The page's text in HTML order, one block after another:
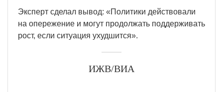
Эксперт сделал вывод: «Политики действовали
на опережение и могут продолжать поддерживать
рост, если ситуация ухудшится».
ИЖВ/ВИА